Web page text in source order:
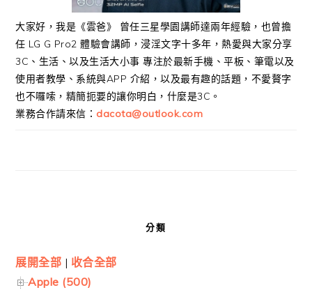
大家好，我是《雲爸》 曾任三星學園講師達兩年經驗，也曾擔
任 LG G Pro2 體驗會講師，浸淫文字十多年，熱愛與大家分享
3C、生活、以及生活大小事 專注於最新手機、平板、筆電以及
使用者教學、系統與APP 介紹，以及最有趣的話題，不愛贅字
也不囉嗦，精簡扼要的讓你明白，什麼是3C。
業務合作請來信： dacota@outlook.com
分類
展開全部 | 收合全部
Apple (500)